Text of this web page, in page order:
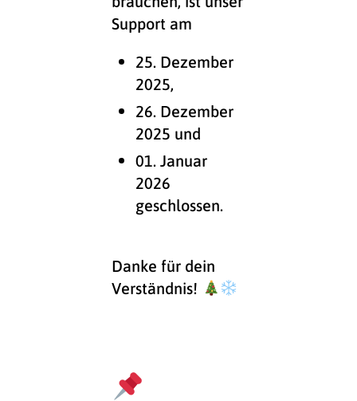
Support am
25. Dezember
2025,
26. Dezember
2025 und
01. Januar
2026
geschlossen.
Danke für dein
Verständnis!